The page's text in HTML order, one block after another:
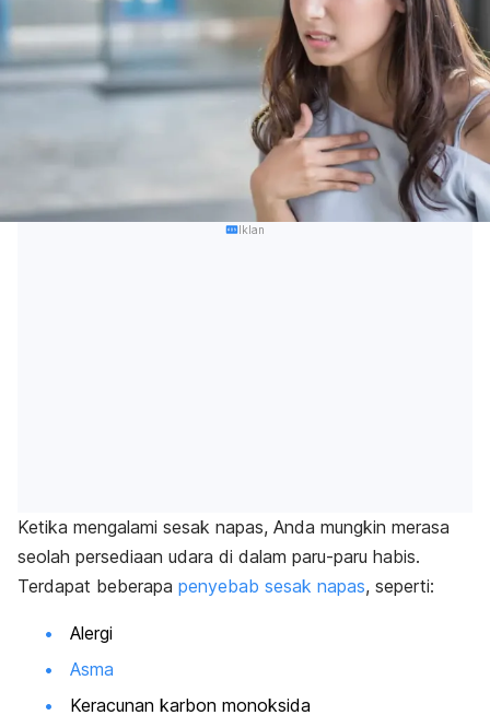
Iklan
Ketika mengalami sesak napas, Anda mungkin merasa
seolah persediaan udara di dalam paru-paru habis.
Terdapat beberapa penyebab sesak napas, seperti:
Alergi
Asma
Keracunan karbon monoksida